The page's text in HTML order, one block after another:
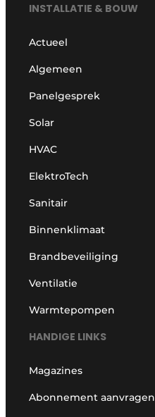
INSTALLATIE & BOUW
Actueel
Algemeen
Panelgesprek
Solar
HVAC
ElektroTech
Sanitair
Binnenklimaat
Brandbeveiliging
Ventilatie
Warmtepompen
HANDIGE LINKS
Magazines
Abonnement aanvragen